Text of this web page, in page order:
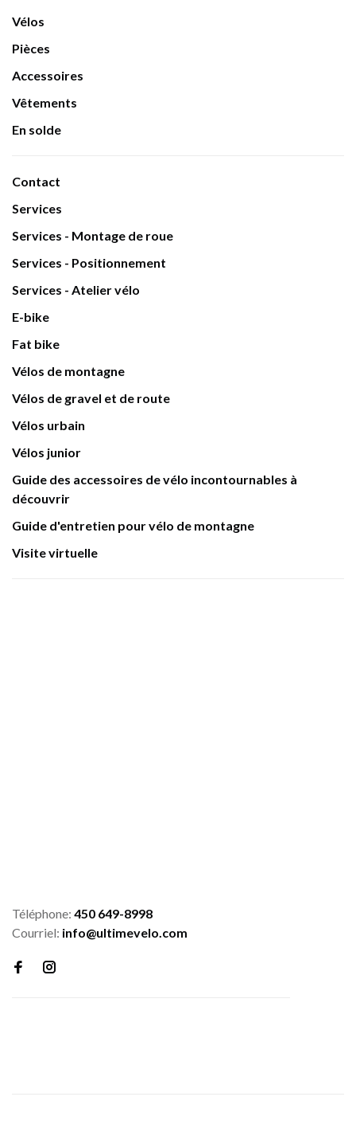
Vélos
Pièces
Accessoires
Vêtements
En solde
Contact
Services
Services - Montage de roue
Services - Positionnement
Services - Atelier vélo
E-bike
Fat bike
Vélos de montagne
Vélos de gravel et de route
Vélos urbain
Vélos junior
Guide des accessoires de vélo incontournables à
découvrir
Guide d'entretien pour vélo de montagne
Visite virtuelle
Téléphone: 450 649-8998
Courriel: info@ultimevelo.com